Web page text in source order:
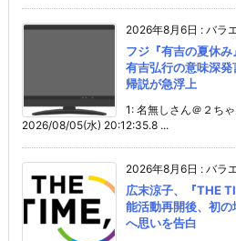
2026年8月6日 : バラ
フジ『有吉の夏休
有吉弘行の意味深
帰説が急浮上
1: 名無しさん＠２ち
2026/08/05(水) 20:12:35.8 ...
2026年8月6日 : バラ
広末涼子、『THE
能活動再開後、初
へ思いを告白